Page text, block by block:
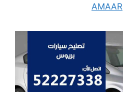
AMAAR